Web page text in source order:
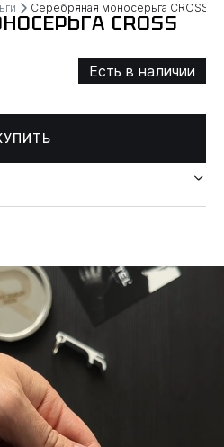
Серебряная моносерьга CROSS
CROSS
Есть в наличии